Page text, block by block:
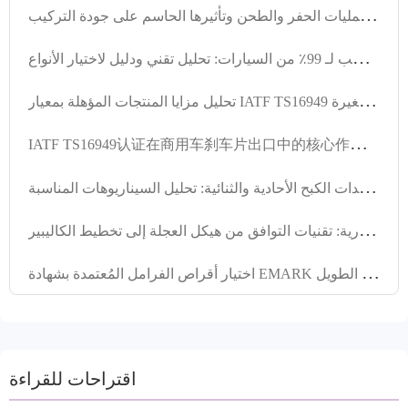
ت
فاصيل تقنية تحضير قرص الفرامل بالعمليات الحفر والطحن وتأثيرها الحاسم على جودة التركيب
ك
يفية اختيار قرص فرامل عالي الأداء ومقاوم للارتكاك المناسب لـ 99٪ من السيارات: تحليل تقني ودليل لاختيار الأنواع
ت
حليل مزايا المنتجات المؤهلة بمعيار IATF TS16949 في عجلات الفرامل و خطة التعاون في تجربة الطلبات الصغيرة
I
ATF TS16949认证在商用车刹车片出口中的核心作用与合规要点
م
قارنة أداء وحدات الكبح الأحادية والثنائية: تحليل السيناريوهات المناسبة
د
ليل اختيار مكونات الفرامل للمركبات التجارية: تقنيات التوافق من هيكل العجلة إلى تخطيط الكاليبير
ا
ختيار أقراص الفرامل المُعتمدة بشهادة EMARK يضمن ثقة العملاء الأجانب على المدى الطويل
اقتراحات للقراءة